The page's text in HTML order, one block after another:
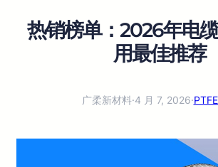
热销榜单：2026年电
用最佳推荐
广柔新材料·4 月 7, 2026·